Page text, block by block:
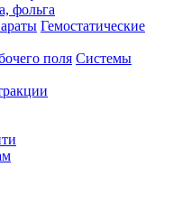
фольга
Гемостатические
Системы